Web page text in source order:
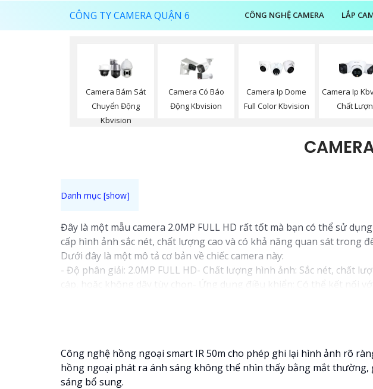
CÔNG TY CAMERA QUẬN 6 CÔNG NGHỆ CAMERA LẮP
Camera Bám Sát
Chuyển Động
Kbvision
Camera Có Báo
Động Kbvision
Camera Ip Dome
Full Color Kbvision
Camera Ip
Chất
Đây là một mẫu camera 2.0MP FULL HD rất tốt mà bạn có thể sử
cấp hình ảnh sắc nét, chất lượng cao và có khả năng quan sát trong
Dưới đây là một mô tả cơ bản về chiếc camera này:
- Độ phân giải: 2.0MP FULL HD- Chất lượng hình ảnh: Sắc nét, chất
cáp, hoặc không dây tùy chọn- Ứng dụng điều khiển: Có thể kết nối
Với những tính năng trên, camera 2.0MP FULL HD sẽ là sự lựa chọn
mua sản phẩm này tại các cửa hàng điện tử hoặc trên các trang mạng
Công nghệ hồng ngoại smart IR 50m cho phép ghi lại hình ảnh rõ
hồng ngoại phát ra ánh sáng không thể nhìn thấy bằng mắt
sáng bổ sung.